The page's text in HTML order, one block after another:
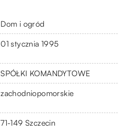
Dom i ogród
01 stycznia 1995
SPÓŁKI KOMANDYTOWE
zachodniopomorskie
71-149 Szczecin